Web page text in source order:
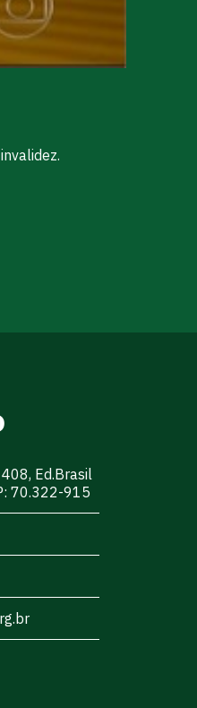
Ed.Brasil
70.322-915